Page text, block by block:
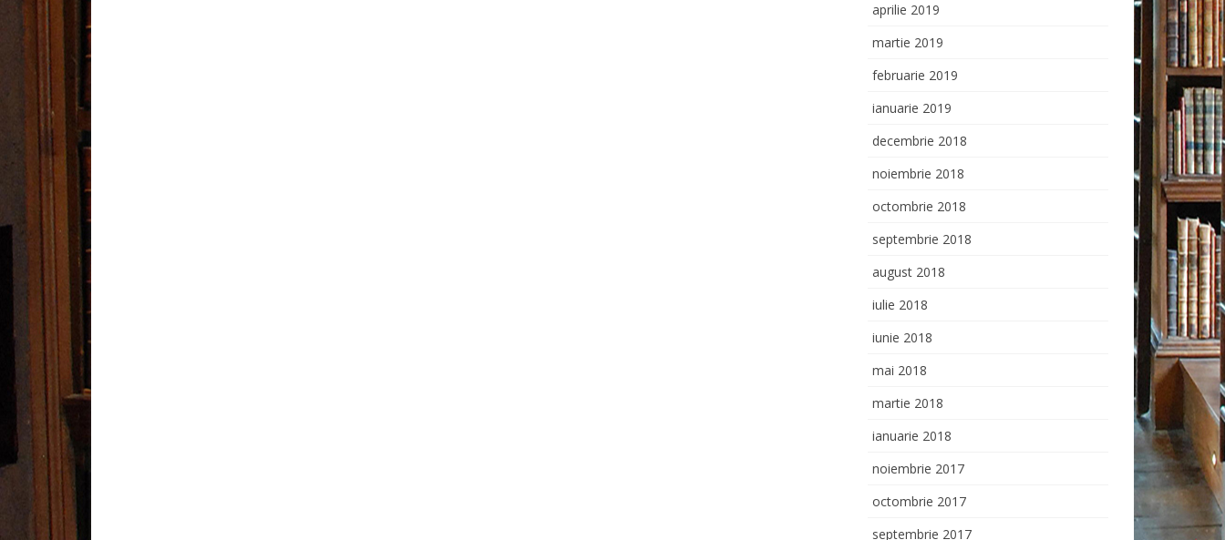
aprilie 2019
martie 2019
februarie 2019
ianuarie 2019
decembrie 2018
noiembrie 2018
octombrie 2018
septembrie 2018
august 2018
iulie 2018
iunie 2018
mai 2018
martie 2018
ianuarie 2018
noiembrie 2017
octombrie 2017
septembrie 2017